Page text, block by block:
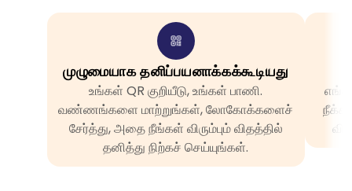
முழுமையாக தனிப்பயனாக்கக்கூடியது
உங்கள் QR குறியீடு, உங்கள் பாணி.
வண்ணங்களை மாற்றுங்கள், லோகோக்களைச்
சேர்த்து, அதை நீங்கள் விரும்பும் விதத்தில்
தனித்து நிற்கச் செய்யுங்கள்.